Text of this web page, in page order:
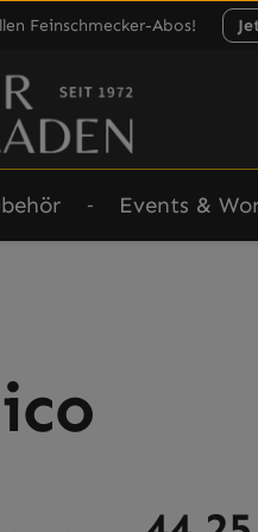
Feinschmecker-Abos!
Events &